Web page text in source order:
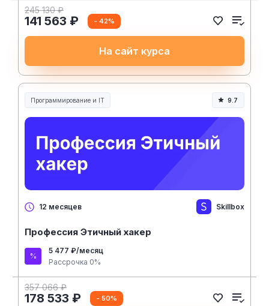
245 130 ₽
141 563 ₽ - 42%
На сайт курса
Программирование и IT 9.7
12 месяцев Skillbox
Профессия Этичный хакер
5 477 ₽/месяц
Рассрочка 0%
357 066 ₽
178 533 ₽ - 50%